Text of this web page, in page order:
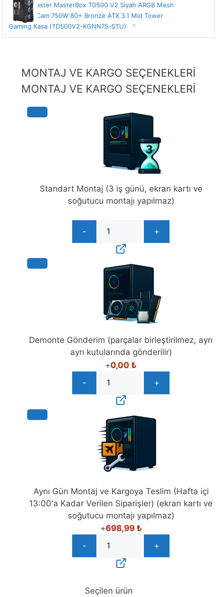
Cooler Master MasterBox TD500 V2 Siyah ARGB Mesh
Temperli Cam 750W 80+ Bronze ATX 3.1 Mid Tower
Gaming Kasa (TD500V2-KGNN75-STU)
MONTAJ VE KARGO SEÇENEKLERİ
MONTAJ VE KARGO SEÇENEKLERİ
Standart Montaj (3 iş günü, ekran kartı ve
soğutucu montajı yapılmaz)
- +
Demonte Gönderim (parçalar birleştirilmez, ayrı
ayrı kutularında gönderilir)
+0,00 ₺
-
+
Aynı Gün Montaj ve Kargoya Teslim (Hafta içi
13:00'a Kadar Verilen Siparişler) (ekran kartı ve
soğutucu montajı yapılmaz)
+698,99 ₺
-
+
Seçilen ürün